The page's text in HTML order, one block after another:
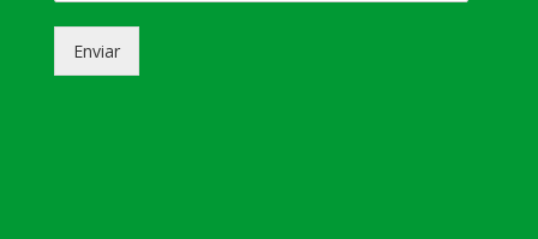
Enviar